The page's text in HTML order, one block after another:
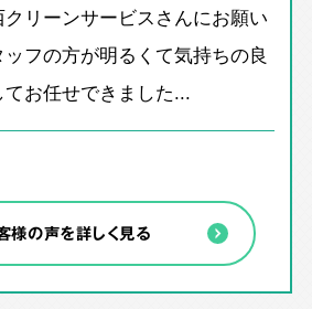
リーンサービスさんにお願い
フの方が明るくて気持ちの良
お任せできました...
様の声を詳しく見る